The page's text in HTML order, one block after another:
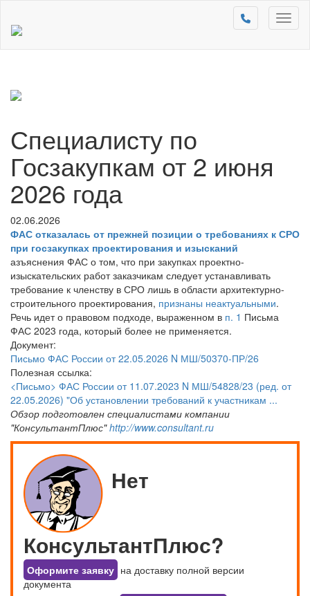
Специалисту по
Госзакупкам от 2 июня
2026 года
02.06.2026
ФАС отказалась от прежней позиции о требованиях к СРО
при госзакупках проектирования и изысканий
азъяснения ФАС о том, что при закупках проектно-
изыскательских работ заказчикам следует устанавливать
требование к членству в СРО лишь в области архитектурно-
строительного проектирования, признаны неактуальными.
Речь идет о правовом подходе, выраженном в п. 1 Письма
ФАС 2023 года, который более не применяется.
Документ:
Письмо ФАС России от 22.05.2026 N МШ/50370-ПР/26
Полезная ссылка:
<Письмо> ФАС России от 11.07.2023 N МШ/54828/23 (ред. от
22.05.2026) "Об установлении требований к участникам ...
Обзор подготовлен специалистами компании
"КонсультантПлюс"http://www.consultant.ru
Нет
КонсультантПлюс?
Оформите заявку на доставку полной версии
документа